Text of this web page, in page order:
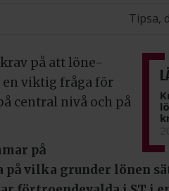
Tipsa,
på att löne-
en viktig fråga för
central nivå och på
på
vilka grunder lönen